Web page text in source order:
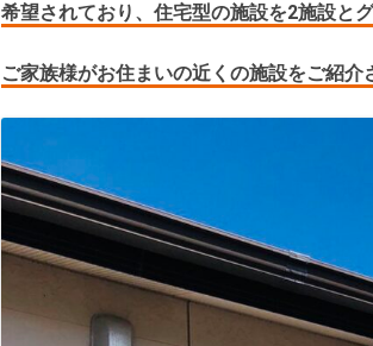
希望されており、住宅型の施設を2施設と
ご家族様がお住まいの近くの施設をご紹介